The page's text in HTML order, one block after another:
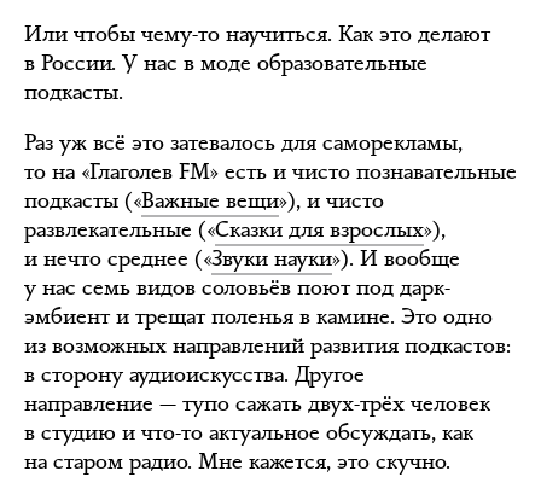
Или чтобы чему-то научиться. Как это делают
в России. У нас в моде образовательные
подкасты.
Раз уж всё это затевалось для саморекламы,
то на «Глаголев FM» есть и чисто познавательные
подкасты («Важные вещи»), и чисто
развлекательные («Сказки для взрослых»),
и нечто среднее («Звуки науки»). И вообще
у нас семь видов соловьёв поют под дарк-
эмбиент и трещат поленья в камине. Это одно
из возможных направлений развития подкастов:
в сторону аудиоискусства. Другое
направление — тупо сажать двух-трёх человек
в студию и что-то актуальное обсуждать, как
на старом радио. Мне кажется, это скучно.